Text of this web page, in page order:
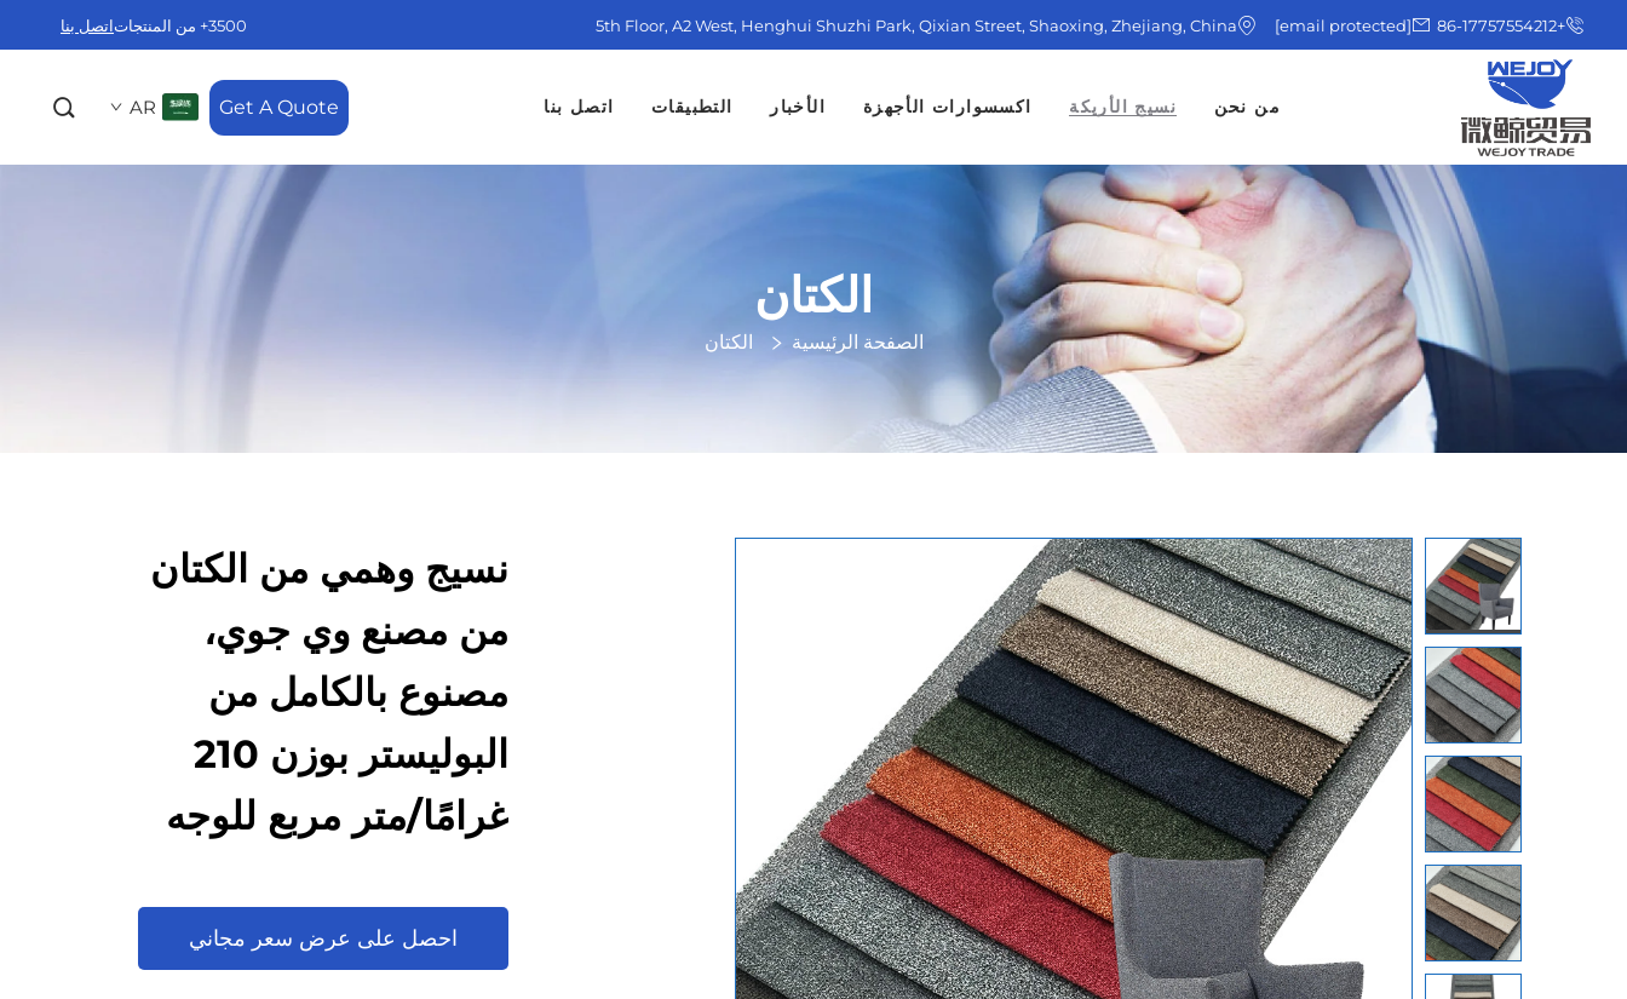
+86-17757554212
[email protected]
5th Floor, A2 West, Henghui Shuzhi Park, Qixian Street, Shaoxing, Zhejiang, China 3500+ من المنتجات اتصل بنا
من نحن نسيج الأريكة اكسسوارات الأجهزة الأخبار التطبيقات اتصل بنا Get A Quote
AR
الكتان
الصفحة الرئيسية الكتان
نسيج وهمي من الكتان
من مصنع وي جوي،
مصنوع بالكامل من
البوليستر بوزن 210
غرامًا/متر مربع للوجه
بوزن 80 غرامًا/متر مربع
احصل على عرض سعر مجاني